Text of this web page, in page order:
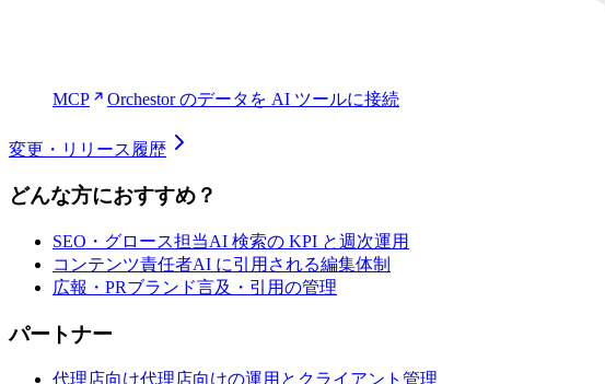
MCP Orchestor のデータを AI ツールに接続
変更・リリース履歴
どんな方におすすめ？
SEO・グロース担当AI 検索の KPI と週次運用
コンテンツ責任者AI に引用される編集体制
広報・PRブランド言及・引用の管理
パートナー
代理店向け代理店向けの運用とクライアント管理